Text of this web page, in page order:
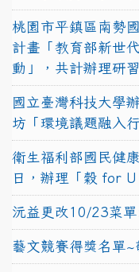
桃園市平鎮區南勢
計畫「教育部新世
動」，共計辦理研
國立臺灣科技大學
坊「環境議題融入
衛生福利部國民健
日，辦理「穀 for
沅益更改10/23菜
藝文競賽得獎名單